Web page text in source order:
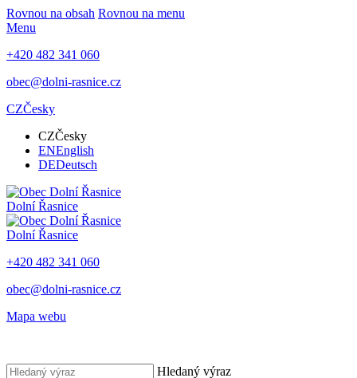
Rovnou na obsah Rovnou na menu
Menu
+420 482 341 060
obec@dolni-rasnice.cz
CZČesky
CZČesky
ENEnglish
DEDeutsch
Dolní Řasnice
Dolní Řasnice
+420 482 341 060
obec@dolni-rasnice.cz
Mapa webu
Hledaný výraz